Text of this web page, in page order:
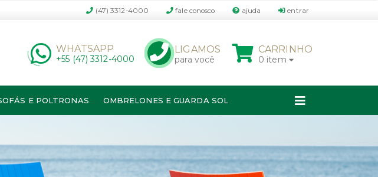
(47) 3312-4000 fale conosco ajuda entrar
CARRINHO
0 item
LIGAMOS
para você
WHATSAPP
+55 (47) 3312-4000
E POLTRONAS OMBRELONES E GUARDA SOL